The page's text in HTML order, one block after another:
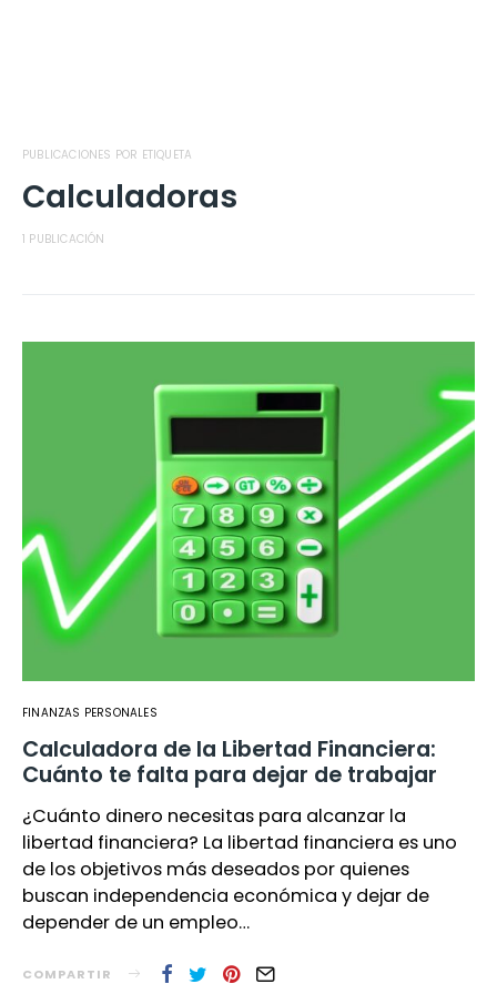
PUBLICACIONES POR ETIQUETA
Calculadoras
1 PUBLICACIÓN
FINANZAS PERSONALES
Calculadora de la Libertad Financiera:
Cuánto te falta para dejar de trabajar
¿Cuánto dinero necesitas para alcanzar la
libertad financiera? La libertad financiera es uno
de los objetivos más deseados por quienes
buscan independencia económica y dejar de
depender de un empleo…
COMPARTIR